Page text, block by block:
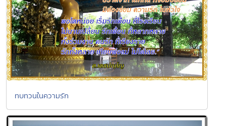
ทบทวนในความรัก